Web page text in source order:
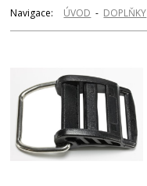
Navigace: ÚVOD - DOPLŇKY